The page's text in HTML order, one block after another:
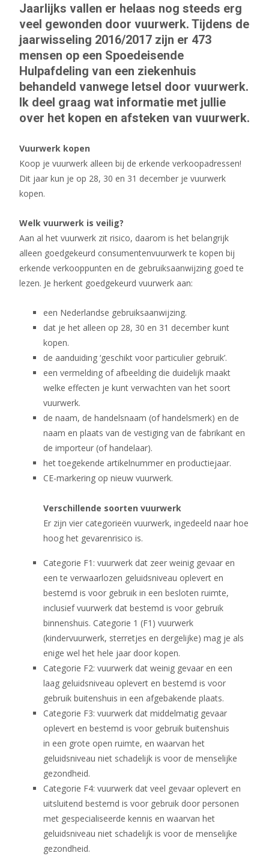
Jaarlijks vallen er helaas nog steeds erg
veel gewonden door vuurwerk. Tijdens de
jaarwisseling 2016/2017 zijn er 473
mensen op een Spoedeisende
Hulpafdeling van een ziekenhuis
behandeld vanwege letsel door vuurwerk.
Ik deel graag wat informatie met jullie
over het kopen en afsteken van vuurwerk.
Vuurwerk kopen
Koop je vuurwerk alleen bij de erkende verkoopadressen!
Dit jaar kun je op 28, 30 en 31 december je vuurwerk
kopen.
Welk vuurwerk is veilig?
Aan al het vuurwerk zit risico, daarom is het belangrijk
alleen goedgekeurd consumentenvuurwerk te kopen bij
erkende verkooppunten en de gebruiksaanwijzing goed te
lezen. Je herkent goedgekeurd vuurwerk aan:
een Nederlandse gebruiksaanwijzing.
dat je het alleen op 28, 30 en 31 december kunt
kopen.
de aanduiding ‘geschikt voor particulier gebruik’.
een vermelding of afbeelding die duidelijk maakt
welke effecten je kunt verwachten van het soort
vuurwerk.
de naam, de handelsnaam (of handelsmerk) en de
naam en plaats van de vestiging van de fabrikant en
de importeur (of handelaar).
het toegekende artikelnummer en productiejaar.
CE-markering op nieuw vuurwerk.
Verschillende soorten vuurwerk
Er zijn vier categorieën vuurwerk, ingedeeld naar hoe
hoog het gevarenrisico is.
Categorie F1: vuurwerk dat zeer weinig gevaar en
een te verwaarlozen geluidsniveau oplevert en
bestemd is voor gebruik in een besloten ruimte,
inclusief vuurwerk dat bestemd is voor gebruik
binnenshuis. Categorie 1 (F1) vuurwerk
(kindervuurwerk, sterretjes en dergelijke) mag je als
enige wel het hele jaar door kopen.
Categorie F2: vuurwerk dat weinig gevaar en een
laag geluidsniveau oplevert en bestemd is voor
gebruik buitenshuis in een afgebakende plaats.
Categorie F3: vuurwerk dat middelmatig gevaar
oplevert en bestemd is voor gebruik buitenshuis
in een grote open ruimte, en waarvan het
geluidsniveau niet schadelijk is voor de menselijke
gezondheid.
Categorie F4: vuurwerk dat veel gevaar oplevert en
uitsluitend bestemd is voor gebruik door personen
met gespecialiseerde kennis en waarvan het
geluidsniveau niet schadelijk is voor de menselijke
gezondheid.